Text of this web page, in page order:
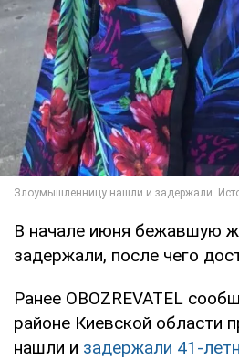
В начале июня бежавшую
задержали, после чего
Ранее OBOZREVATEL
районе Киевской области
нашли и задержали 41-